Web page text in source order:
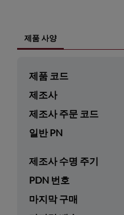
제품 사양
제품 코드
제조사
제조사 주문 코드
일반 PN
제조사 수명 주기
PDN 번호
마지막 구매